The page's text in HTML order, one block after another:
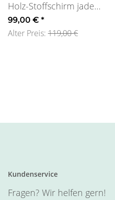
Holz-Stoffschirm jade
Hübsch
99,00 € *
Alter Preis: 119,00 €
Kundenservice
Fragen? Wir helfen gern!